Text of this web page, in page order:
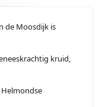
de Moosdijk is
kruid,